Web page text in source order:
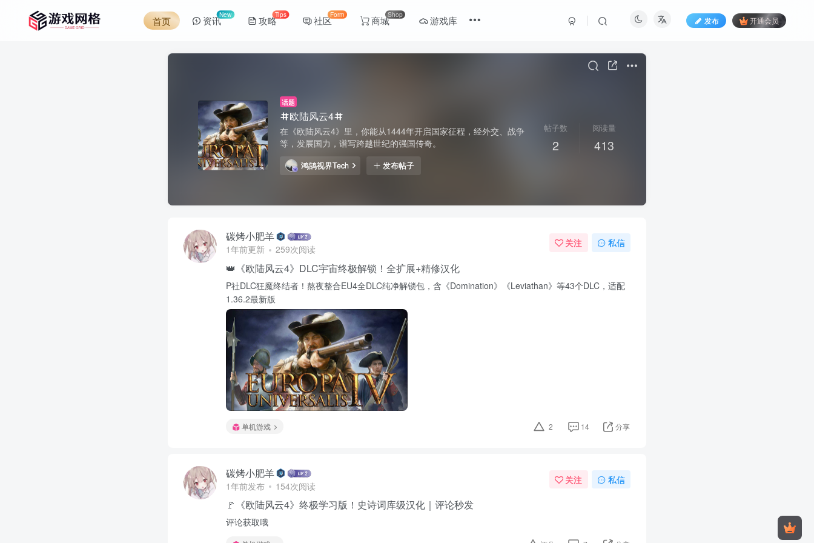
首页 资讯New 攻略Tips 社区Form 商城Shop 游戏库 发布 开通会员
话题
欧陆风云4
在《欧陆风云4》里，你能从1444年开启国家征程，经外交、战争
等，发展国力，谱写跨越世纪的强国传奇。
鸿鹄视界Tech 发布帖子
帖子数
2
阅读量
413
碳烤小肥羊
1年前更新 259次阅读
关注 私信
👑《欧陆风云4》DLC宇宙终极解锁！全扩展+精修汉化
P社DLC狂魔终结者！熬夜整合EU4全DLC纯净解锁包，含《Domination》《Leviathan》等43个DLC，适配
1.36.2最新版
单机游戏 2 14 分享
碳烤小肥羊
1年前发布 154次阅读
关注 私信
🚩《欧陆风云4》终极学习版！史诗词库级汉化｜评论秒发
评论获取哦